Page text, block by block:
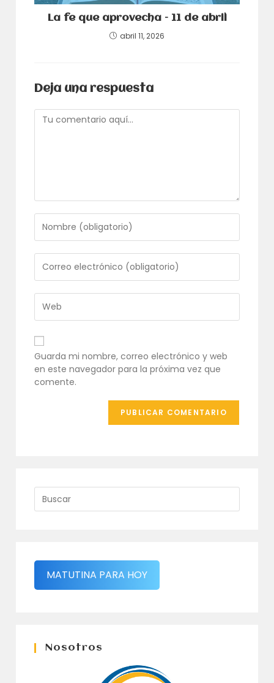
La fe que aprovecha – 11 de abril
abril 11, 2026
Deja una respuesta
Comentario
tu
nombre
o
nombre
de
usuario
para
comentar
tu
dirección
de
correo
electrónico
para
comentar
URL
de
tu
web
(opcional)
Guarda mi nombre, correo electrónico y web
en este navegador para la próxima vez que
comente.
MATUTINA PARA HOY
Nosotros